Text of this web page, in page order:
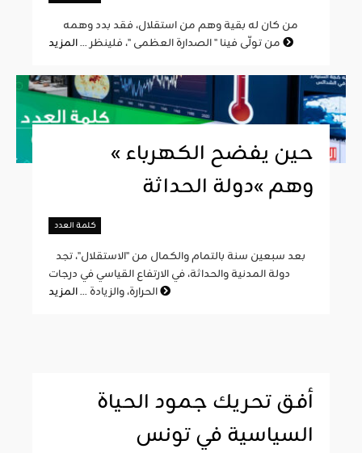
من تولّى فينا " الصدارة العظمى "، فلينظر ...
« حين يفضح الكهرباء
وهم »دولة الحداثة
كلمة العدد
دولة المدنية والحداثة، في الارتفاع القياسي في درجات
الحرارة، والزيادة ...
أفق تحريك جمود الحياة
السياسية في تونس